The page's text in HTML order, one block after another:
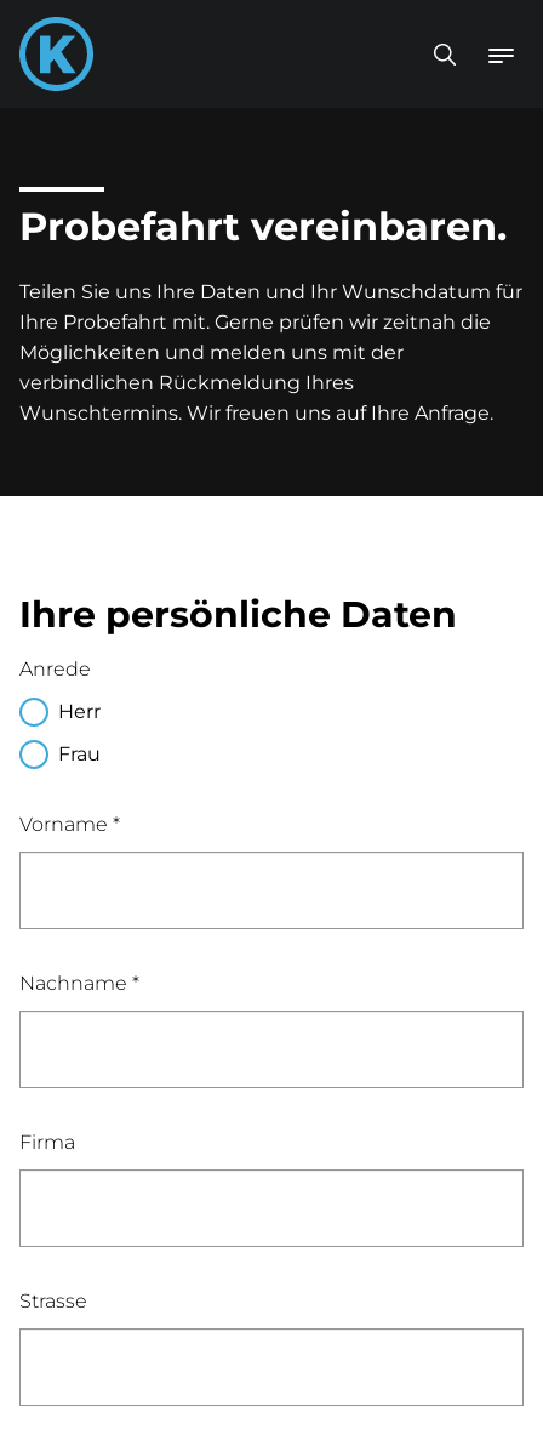
Probefahrt vereinbaren.
Teilen Sie uns Ihre Daten und Ihr Wunschdatum für
Ihre Probefahrt mit. Gerne prüfen wir zeitnah die
Möglichkeiten und melden uns mit der
verbindlichen Rückmeldung Ihres
Wunschtermins. Wir freuen uns auf Ihre Anfrage.
Ihre persönliche Daten
Anrede
Herr
Frau
Vorname *
Nachname *
Firma
Strasse